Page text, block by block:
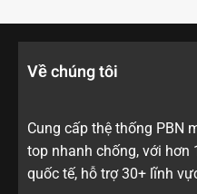
Về chúng tôi
Cung cấp thệ thống PBN
top nhanh chống, với hơn
quốc tế, hỗ trợ 30+ lĩnh